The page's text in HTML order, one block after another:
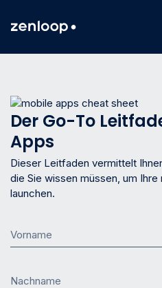
Der Go-To
Apps
Dieser Leitfaden vermittelt
die Sie wissen müssen, um
launchen.
Vorname
Nachname